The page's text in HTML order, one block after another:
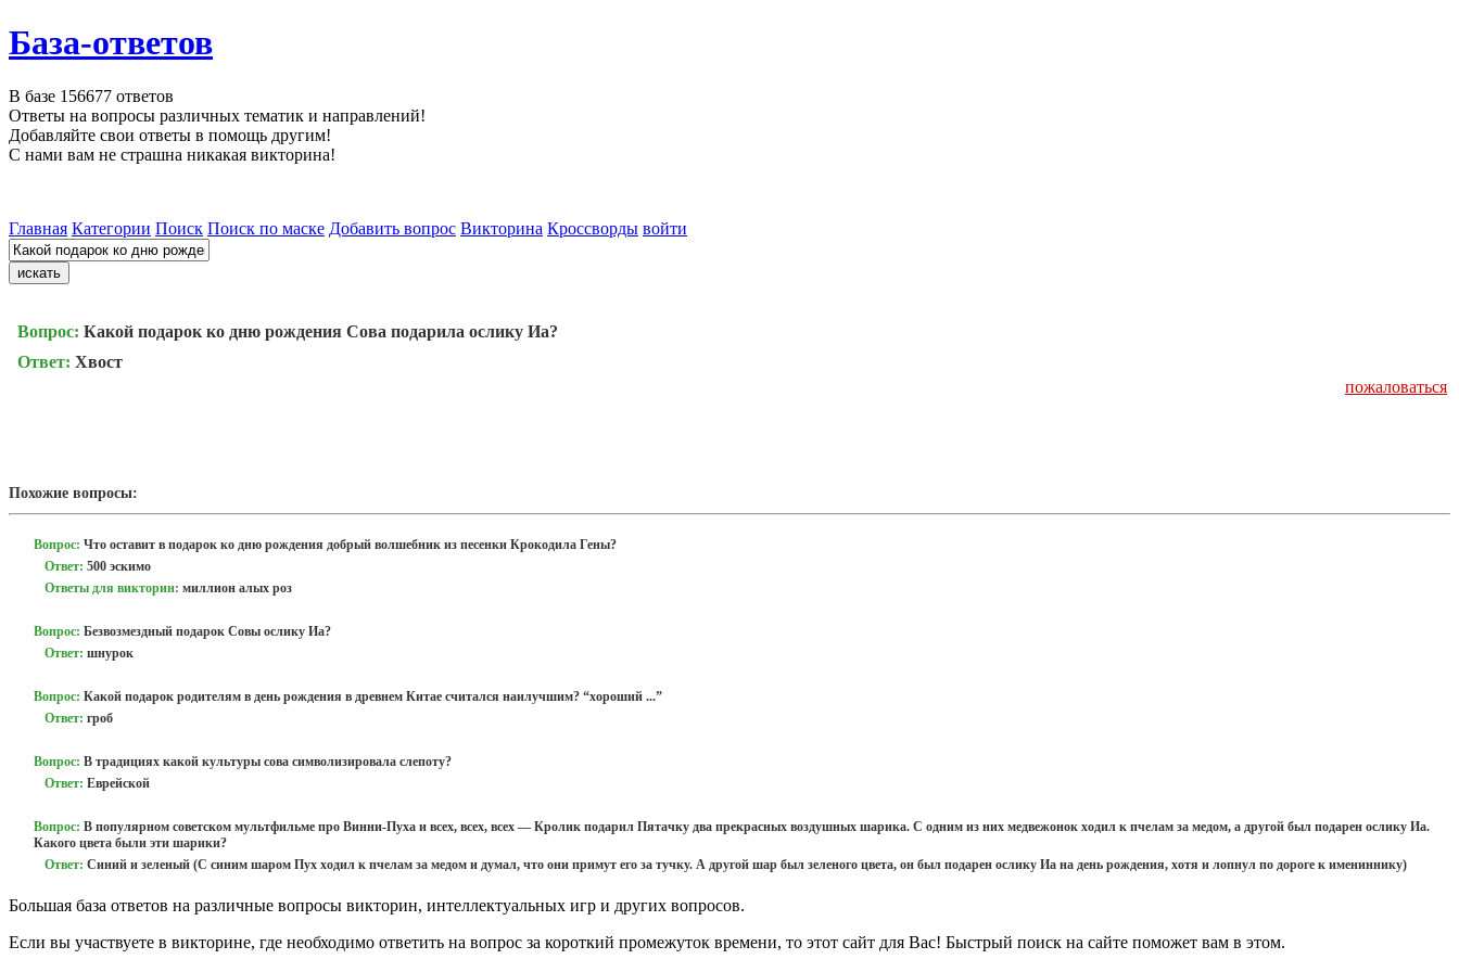
База-ответов
В базе 156677 ответов
Ответы на вопросы различных тематик и направлений!
Добавляйте свои ответы в помощь другим!
С нами вам не страшна никакая викторина!
Главная Категории Поиск Поиск по маске Добавить вопрос Викторина Кроссворды войти
Вопрос: Какой подарок ко дню рождения Сова подарила ослику Иа?
Ответ: Хвост
пожаловаться
Похожие вопросы:
Вопрос: Что оставит в подарок ко дню рождения добрый волшебник из песенки Крокодила Гены?
Ответ: 500 эскимо
Ответы для викторин: миллион алых роз
Вопрос: Безвозмездный подарок Совы ослику Иа?
Ответ: шнурок
Вопрос: Какой подарок родителям в день рождения в древнем Китае считался наилучшим? “хороший ...”
Ответ: гроб
Вопрос: В традициях какой культуры сова символизировала слепоту?
Ответ: Еврейской
Вопрос: В популярном советском мультфильме про Винни-Пуха и всех, всех, всех — Кролик подарил Пятачку два прекрасных воздушных шарика. С одним из них медвежонок ходил к пчелам за медом, а другой был подарен ослику Иа.
Какого цвета были эти шарики?
Ответ: Синий и зеленый (С синим шаром Пух ходил к пчелам за медом и думал, что они примут его за тучку. А другой шар был зеленого цвета, он был подарен ослику Иа на день рождения, хотя и лопнул по дороге к имениннику)
Большая база ответов на различные вопросы викторин, интеллектуальных игр и других вопросов.
Если вы участвуете в викторине, где необходимо ответить на вопрос за короткий промежуток времени, то этот сайт для Вас! Быстрый поиск на сайте поможет вам в этом.